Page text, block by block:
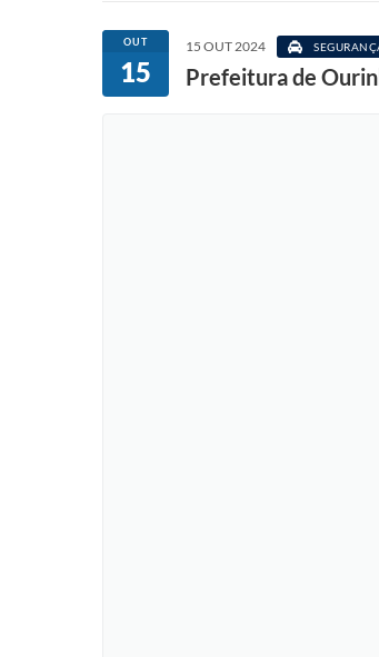
OUT
15
15 OUT 2024
Prefeitura de